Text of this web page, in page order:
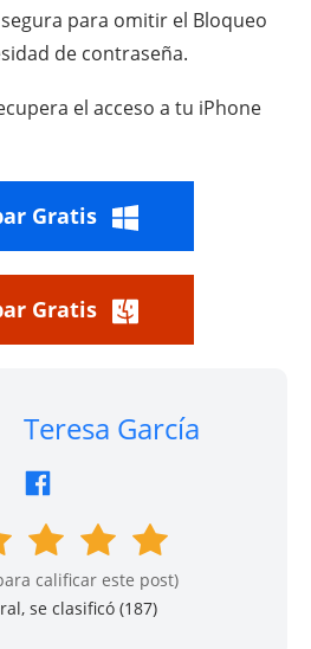
para omitir el Bloqueo
de contraseña.
el acceso a tu iPhone
Gratis
Gratis
Teresa García
calificar este post)
se clasificó (187)